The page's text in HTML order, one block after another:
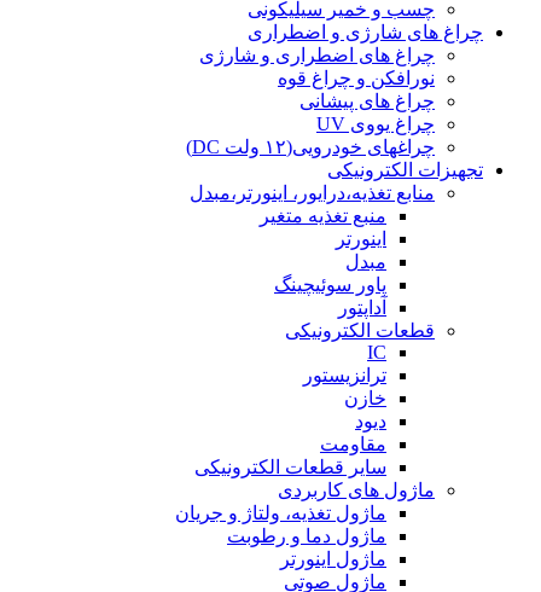
چسب و خمیر سیلیکونی
چراغ های شارژی و اضطراری
چراغ های اضطراری و شارژی
نورافکن و چراغ قوه
چراغ های پیشانی
چراغ یووی UV
چراغهای خودرویی(۱۲ ولت DC)
تجهیزات الکترونیکی
منابع تغذیه،درایور، اینورتر،مبدل
منبع تغذیه متغیر
اینورتر
مبدل
پاور سوئیچینگ
آداپتور
قطعات الکترونیکی
IC
ترانزیستور
خازن
دیود
مقاومت
سایر قطعات الکترونیکی
ماژول های کاربردی
ماژول تغذیه، ولتاژ و جریان
ماژول دما و رطوبت
ماژول اینورتر
ماژول صوتی